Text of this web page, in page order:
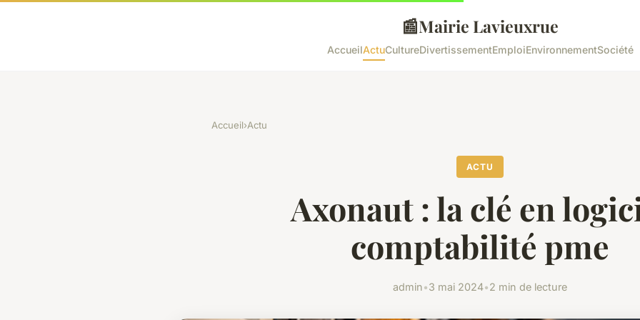
📰Mairie Lavieuxrue
AccueilActuCultureDivertissementEmploiEnvironnementSociété
Accueil›Actu
ACTU
Axonaut : la clé en
comptabilité pme
admin•3 mai 2024•2 min de lecture